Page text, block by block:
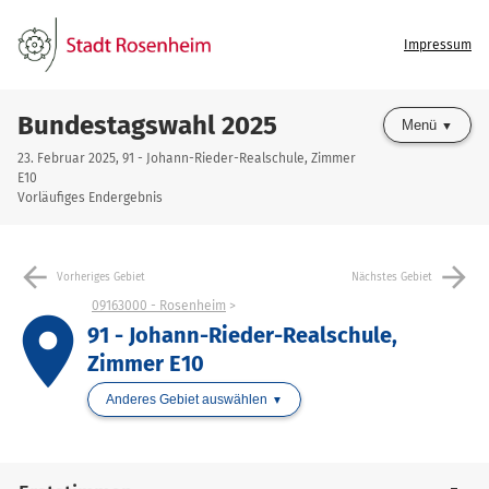
Impressum
Bundestagswahl 2025
23. Februar 2025, 91 - Johann-Rieder-Realschule, Zimmer
E10
Vorläufiges Endergebnis
Menü
arrow_back Vorheriges Gebiet Nächstes Gebiet arrow_forward
place
09163000 - Rosenheim
91 - Johann-Rieder-Realschule,
Zimmer E10
Anderes Gebiet auswählen